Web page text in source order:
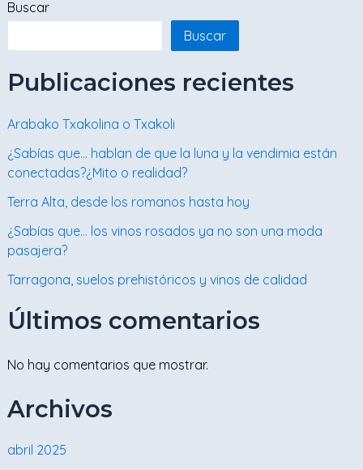
Buscar
Buscar
Publicaciones recientes
Arabako Txakolina o Txakoli
¿Sabías que… hablan de que la luna y la vendimia están
conectadas?¿Mito o realidad?
Terra Alta, desde los romanos hasta hoy
¿Sabías que… los vinos rosados ya no son una moda
pasajera?
Tarragona, suelos prehistóricos y vinos de calidad
Últimos comentarios
No hay comentarios que mostrar.
Archivos
abril 2025